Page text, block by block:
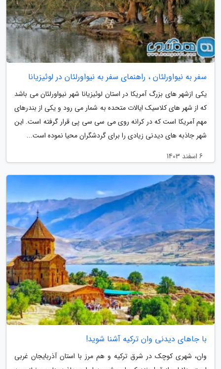
سفر به نیواورلئان ، راهنمای سفر به نیواورلئان در لوئیزیانا
یکی ازشهر های بزرگ آمریکا در استان لوئیزیانا شهر نیواورلئان می باشد
که از شهر های کلاسیک ایالات متحده به شمار می رود و یکی از بندرهای
مهم آمریکا است که در کرانه روی می سی سی پی قرار گرفته است. این
شهر جاذبه های دیدنی زیادی را برای گردشگران محیا نموده است...
6 اسفند 1403
با جاهای دیدنی وان ترکیه آشنا شوید!
وان، شهری کوچک در شرق ترکیه و هم مرز با استان آذربایجان غربی